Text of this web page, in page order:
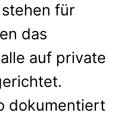
stehen für
das
auf private
dokumentiert